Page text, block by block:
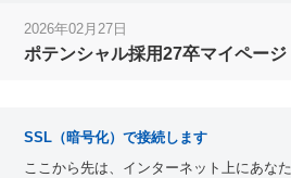
2026年02月27日
ポテンシャル採用27卒マイページ
SSL（暗号化）で接続します
ここから先は、インターネット上にあな